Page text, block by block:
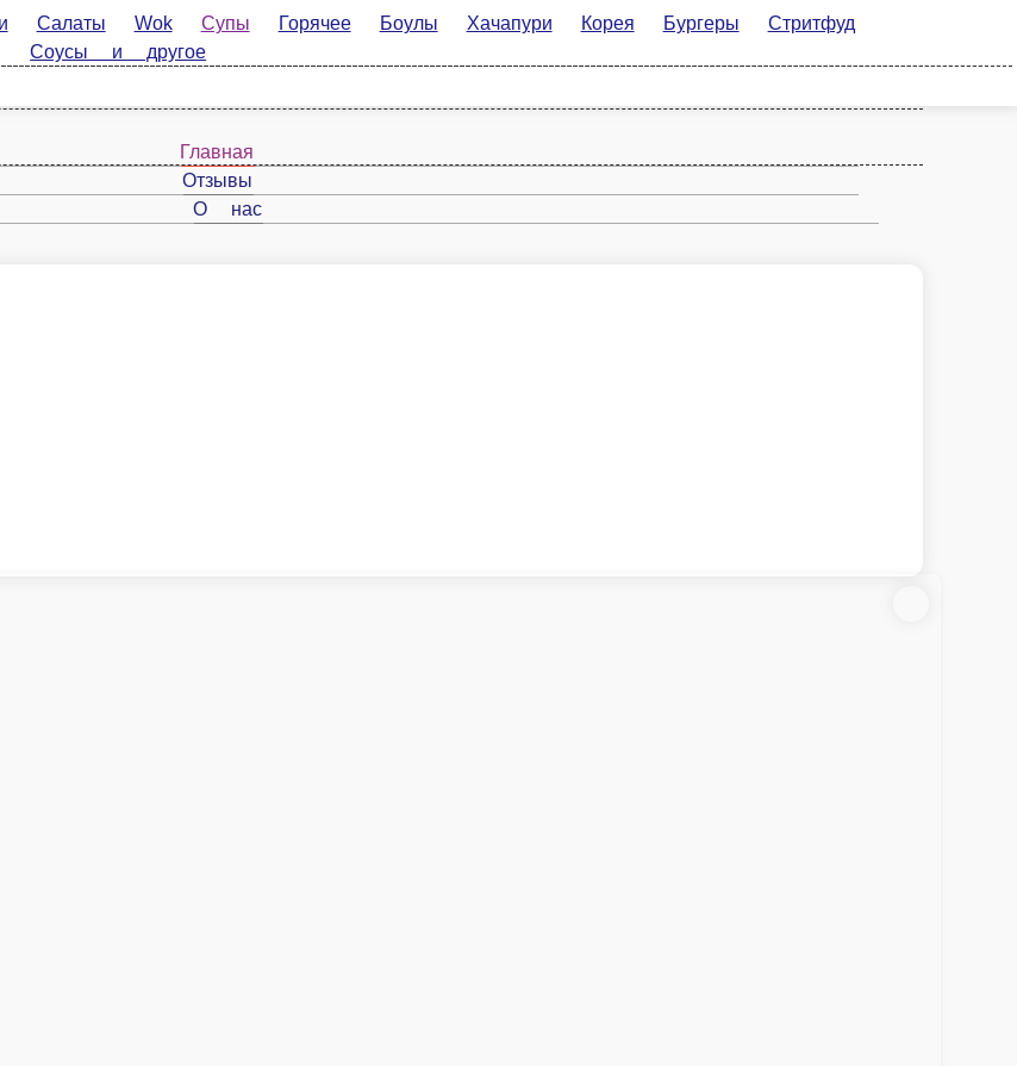
Главная
Отзывы
О нас
Wok Супы Горячее Боулы Хачапури Корея Бургеры Стритфуд
Рим